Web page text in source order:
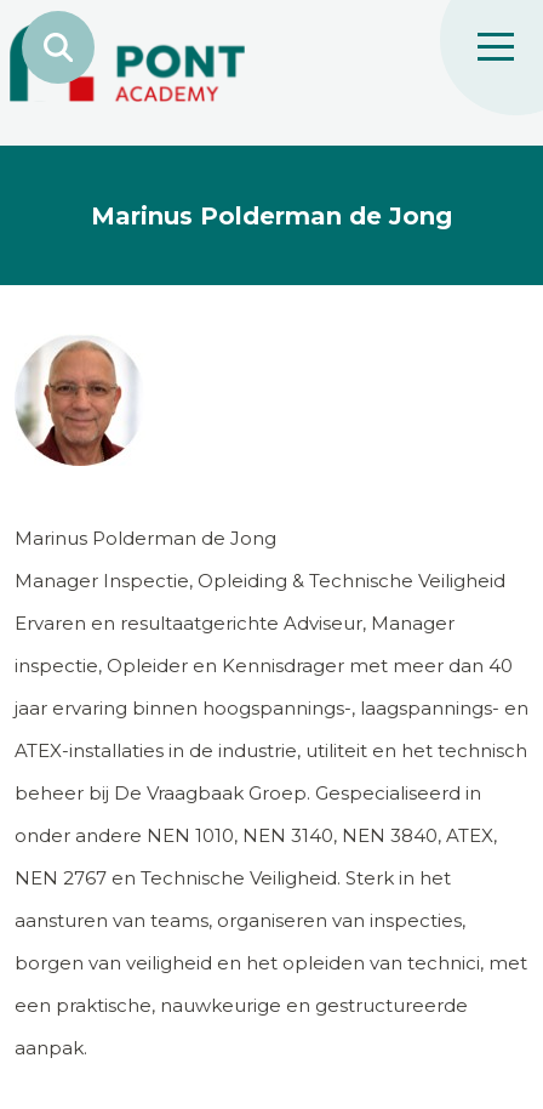
Marinus Polderman de Jong
Marinus Polderman de Jong
Manager Inspectie, Opleiding & Technische Veiligheid
Ervaren en resultaatgerichte Adviseur, Manager
inspectie, Opleider en Kennisdrager met meer dan 40
jaar ervaring binnen hoogspannings-, laagspannings- en
ATEX-installaties in de industrie, utiliteit en het technisch
beheer bij De Vraagbaak Groep. Gespecialiseerd in
onder andere NEN 1010, NEN 3140, NEN 3840, ATEX,
NEN 2767 en Technische Veiligheid. Sterk in het
aansturen van teams, organiseren van inspecties,
borgen van veiligheid en het opleiden van technici, met
een praktische, nauwkeurige en gestructureerde
aanpak.